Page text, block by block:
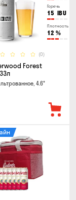
Горечь
15 IBU
Плотность
12 %
(0)
Forest
4.6°